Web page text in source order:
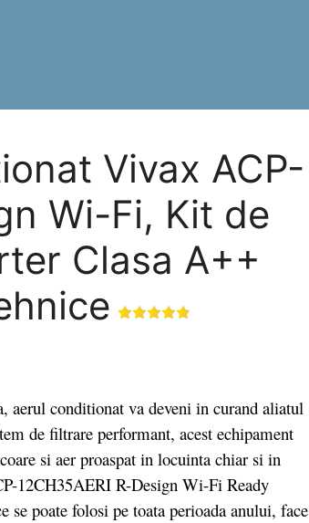
Vivax ACP-
Wi-Fi, Kit de
Clasa A++
conditionat va deveni in curand aliatul
de filtrare performant, acest echipament
si aer proaspat in locuinta chiar si in
12CH35AERI R-Design Wi-Fi Ready
se poate folosi pe toata perioada anului, face